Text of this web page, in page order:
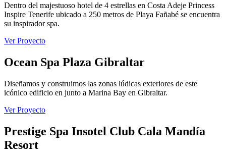
Dentro del majestuoso hotel de 4 estrellas en Costa Adeje Princess
Inspire Tenerife ubicado a 250 metros de Playa Fañabé se encuentra
su inspirador spa.
Ver Proyecto
Ocean Spa Plaza Gibraltar
Diseñamos y construimos las zonas lúdicas exteriores de este
icónico edificio en junto a Marina Bay en Gibraltar.
Ver Proyecto
Prestige Spa Insotel Club Cala Mandía
Resort